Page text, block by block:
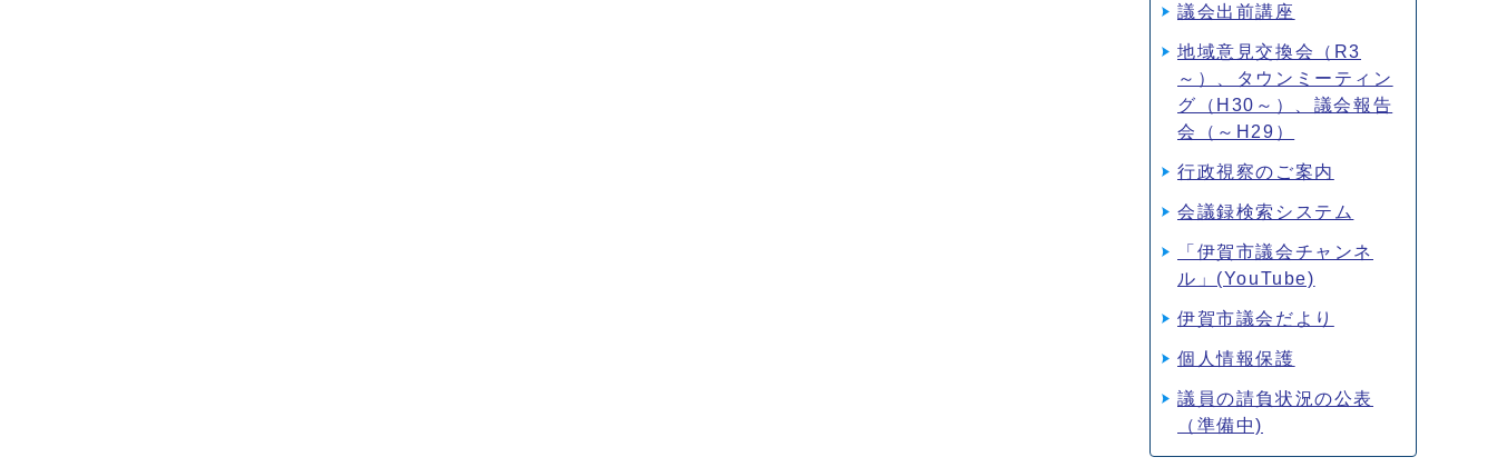
議会出前講座
地域意見交換会（R3
～）、タウンミーティン
グ（H30～）、議会報告
会（～H29）
行政視察のご案内
会議録検索システム
「伊賀市議会チャンネ
ル」(YouTube)
伊賀市議会だより
個人情報保護
議員の請負状況の公表
（準備中)